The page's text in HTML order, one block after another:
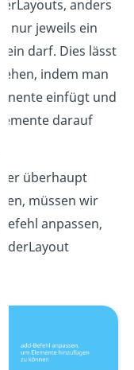
anders
nur jeweils ein
darf. Dies lässt
indem man
einfügt und
darauf
überhaupt
müssen wir
anpassen,